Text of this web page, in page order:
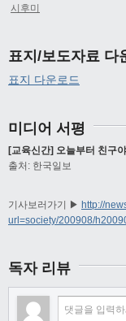
시후미
표지/보도자료 다
표지 다운로드
미디어 서평
[교육신간] 오늘부터 친구
출처: 한국일보
기사보러가기 ▶ http://
url=society/200908/
독자 리뷰